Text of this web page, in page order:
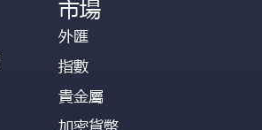
市場
外匯
指數
貴金屬